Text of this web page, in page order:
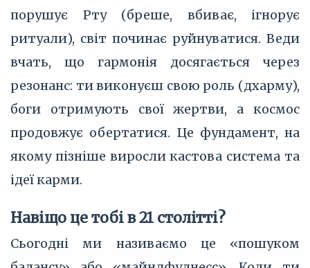
порушує Рту (бреше, вбиває, ігнорує
ритуали), світ починає руйнуватися. Веди
вчать, що гармонія досягається через
резонанс: ти виконуєш свою роль (дхарму),
боги отримують свої жертви, а космос
продовжує обертатися. Це фундамент, на
якому пізніше виросли кастова система та
ідеї карми.
Навіщо це тобі в 21 столітті?
Сьогодні ми називаємо це «пошуком